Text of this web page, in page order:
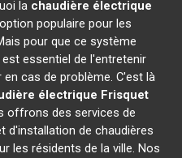
la chaudière électrique
populaire pour les
pour que ce système
essentiel de l'entretenir
cas de problème. C'est là
électrique Frisquet
offrons des services de
d'installation de chaudières
les résidents de la ville. Nos